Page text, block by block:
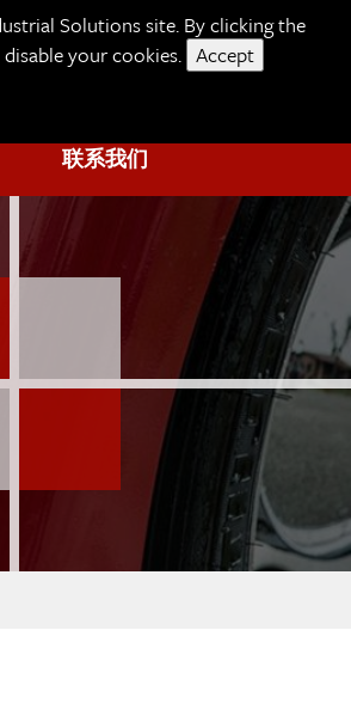
Solutions site. By clicking the
your cookies. Accept
联系我们